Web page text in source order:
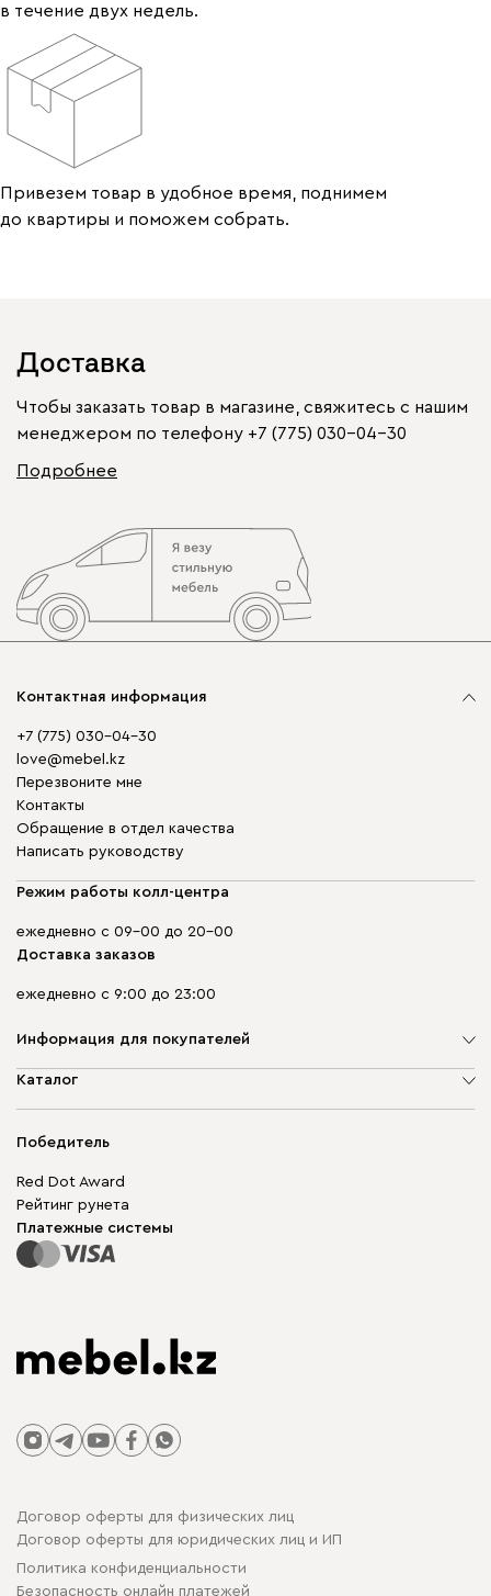
в течение двух недель.
Привезем товар в удобное время, поднимем
до квартиры и поможем собрать.
Доставка
Чтобы заказать товар в магазине, свяжитесь с нашим
менеджером по телефону +7 (775) 030-04-30
Подробнее
Контактная информация
+7 (775) 030-04-30
love@mebel.kz
Перезвоните мне
Контакты
Обращение в отдел качества
Написать руководству
Режим работы колл-центра
ежедневно с 09-00 до 20-00
Доставка заказов
ежедневно с 9:00 до 23:00
Информация для покупателей
О компании
Гарантия
Карта сайта
Каталог
Корпусная мебель
Модульная мебель
Столы и стулья
Победитель
Red Dot Award
Рейтинг рунета
Платежные системы
Договор оферты для физических лиц
Договор оферты для юридических лиц и ИП
Политика конфиденциальности
Безопасность онлайн платежей